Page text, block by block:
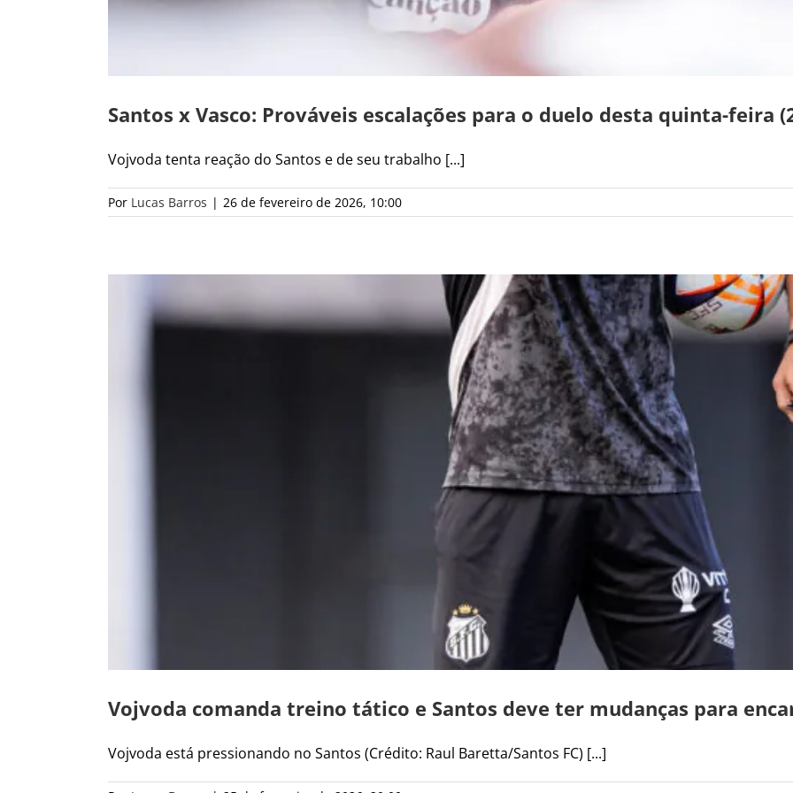
Santos x Vasco: Prováveis escalações para o duelo desta quinta-feira
Vojvoda tenta reação do Santos e de seu trabalho [...]
Por Lucas Barros | 26 de fevereiro de 2026, 10:00
Vojvoda comanda treino tático e Santos deve ter mudanças para
Vojvoda está pressionando no Santos (Crédito: Raul Baretta/Santos FC) [...]